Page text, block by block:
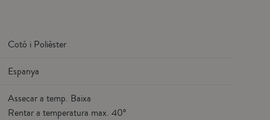
Cotó i Polièster
Espanya
Assecar a temp. Baixa
Rentar a temperatura max. 40º